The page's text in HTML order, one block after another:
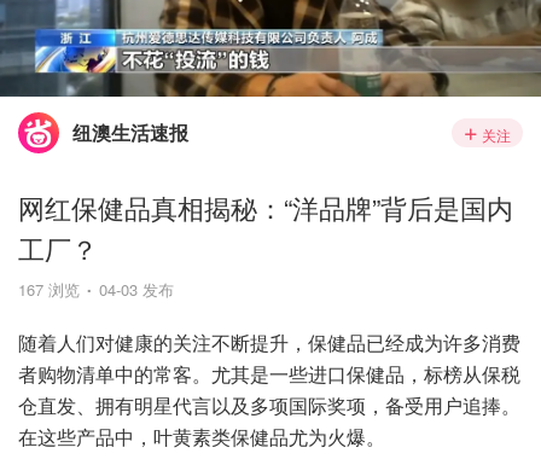
纽澳生活速报 关注
网红保健品真相揭秘：“洋品牌”背后是国内
工厂？
167 浏览 04-03 发布
随着人们对健康的关注不断提升，保健品已经成为许多消费
者购物清单中的常客。尤其是一些进口保健品，标榜从保税
仓直发、拥有明星代言以及多项国际奖项，备受用户追捧。
在这些产品中，叶黄素类保健品尤为火爆。